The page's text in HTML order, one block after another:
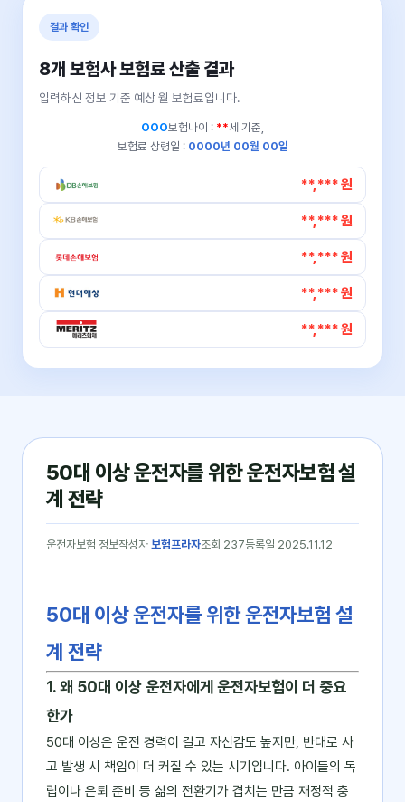
결과 확인
8개 보험사 보험료 산출 결과
입력하신 정보 기준 예상 월 보험료입니다.
OOO보험나이 : **세 기준,
보험료 상령일 : 0000년 00월 00일
**,*** 원
**,*** 원
**,*** 원
**,*** 원
**,*** 원
50대 이상 운전자를 위한 운전자보험 설
계 전략
운전자보험 정보작성자 보험프라자조회 237등록일 2025.11.12
50대 이상 운전자를 위한 운전자보험 설
계 전략
1. 왜 50대 이상 운전자에게 운전자보험이 더 중요
한가
50대 이상은 운전 경력이 길고 자신감도 높지만, 반대로 사
고 발생 시 책임이 더 커질 수 있는 시기입니다. 아이들의 독
립이나 은퇴 준비 등 삶의 전환기가 겹치는 만큼 재정적 충